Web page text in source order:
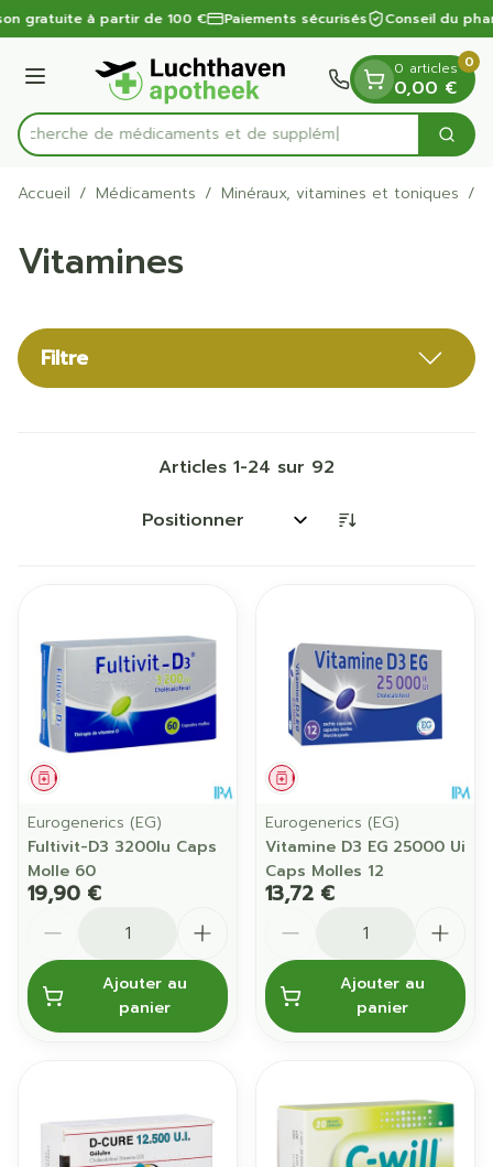
Aller au contenu
1 de 1
gratuite à partir de 100 € Paiements sécurisés Conseil du
Menu
Rechercher
Recherche de mé
0 articles
0,00 €
0
Accueil / Médicaments / Minéraux, vitamines et toniques /
Vitamines
Filtre
Articles 1-24 sur 92
Trier par:
Médicament
Eurogenerics (EG)
Fultivit-D3 3200Iu Caps
Molle 60
19,90 €
Ajouter au
panier
Médicament
Eurogenerics (EG)
Vitamine D3 EG 25000 Ui
Caps Molles 12
13,72 €
Ajouter au
panier